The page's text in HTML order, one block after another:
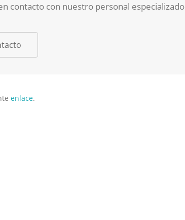
contacto con nuestro personal especializado
enlace.